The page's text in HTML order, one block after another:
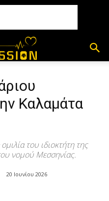
Καλαμάτα
του ιδιοκτήτη της
νομού Μεσσηνίας.
20 Ιουνίου 2026